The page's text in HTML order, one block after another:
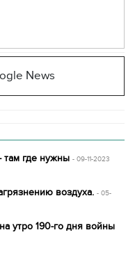
News
там где нужны - 09-11-2023
воздуха. - 05-
утро 190-го дня войны